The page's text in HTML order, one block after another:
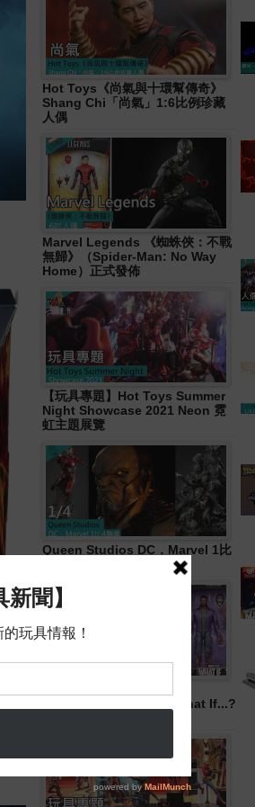
Hot Toys《尚氣與十環幫傳奇》
Shang Chi「尚氣」1:6比例珍藏
人偶
Marvel Legends 《蜘蛛俠：不戰
無歸》（Spider-Man: No Way
Home）正式發佈
【玩具專題】Hot Toys Summer
Night Showcase 2021 Neon 霓
虹主題展覽
Queen Studios DC．Marvel 1比
Legends《Disney+ 》What If...?